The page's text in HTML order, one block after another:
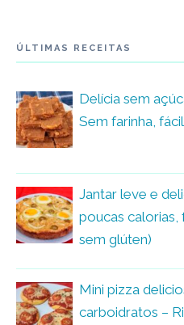
ÚLTIMAS RECEITAS
Delícia sem
Sem farinha,
Jantar leve e
poucas calorias,
sem glúten)
Mini pizza
carboidratos –